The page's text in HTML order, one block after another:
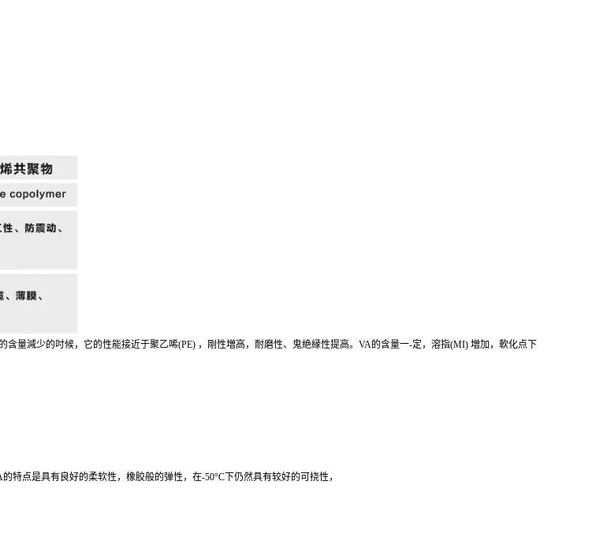
量減少的吋候，它的性能接近于聚乙唏(PE) ，剛性増高，耐磨性、鬼絶縁性提高。VA的含量一-定，溶指(MI) 増加，軟化点下
点是具有良好的柔软性，橡胶般的弹性，在-50°C下仍然具有较好的可挠性，